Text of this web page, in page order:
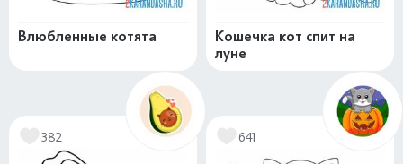
Влюбленные котята
Кошечка кот спит на
луне
382 641